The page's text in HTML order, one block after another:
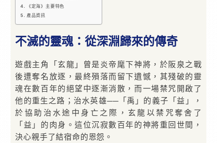
《定海》主要特色
產品資訊
不滅的靈魂：從深淵歸來的傳奇
遊戲主角「玄龍」曾是炎帝麾下神將，於阪泉之戰
後遭奪名放逐，最終殞落而留下遺憾，其殘破的靈
魂在數百年的絕望中逐漸消散，而一場禁咒開啟了
他的重生之路；治水英雄──「禹」的義子「益」，
於協助治水途中身亡之際，玄龍以禁咒奪舍了
「益」的肉身。這位沉寂數百年的神將重回世間，
決心親手了結宿命的恩怨。